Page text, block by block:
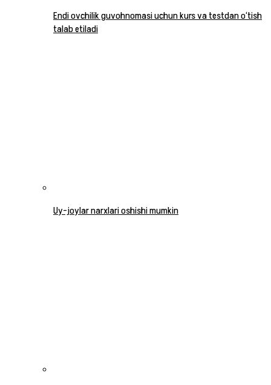
Endi ovchilik guvohnomasi uchun kurs va testdan o‘tish
talab etiladi
Uy-joylar narxlari oshishi mumkin